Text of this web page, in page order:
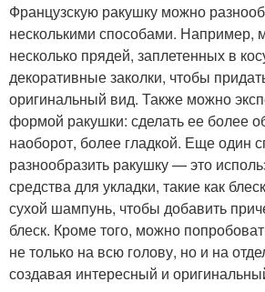
Французскую ракушку можно
несколькими способами. Например,
несколько прядей, заплетенных в
декоративные заколки, чтобы
оригинальный вид. Также можно
формой ракушки: сделать ее более
наоборот, более гладкой. Еще один
разнообразить ракушку — это
средства для укладки, такие как
сухой шампунь, чтобы добавить
блеск. Кроме того, можно
не только на всю голову, но и на
создавая интересный и